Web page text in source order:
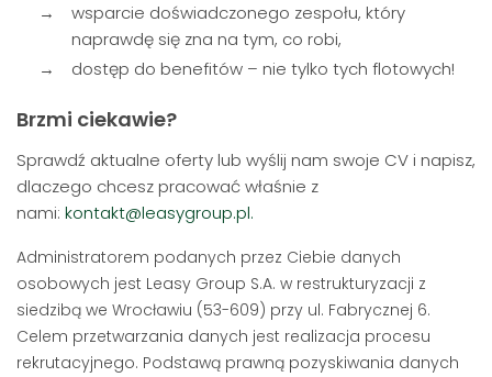
wsparcie doświadczonego zespołu, który
naprawdę się zna na tym, co robi,
dostęp do benefitów – nie tylko tych flotowych!
Brzmi ciekawie?
Sprawdź aktualne oferty lub wyślij nam swoje CV i napisz,
dlaczego chcesz pracować właśnie z
nami: kontakt@leasygroup.pl.
Administratorem podanych przez Ciebie danych
osobowych jest Leasy Group S.A. w restrukturyzacji z
siedzibą we Wrocławiu (53-609) przy ul. Fabrycznej 6.
Celem przetwarzania danych jest realizacja procesu
rekrutacyjnego. Podstawą prawną pozyskiwania danych